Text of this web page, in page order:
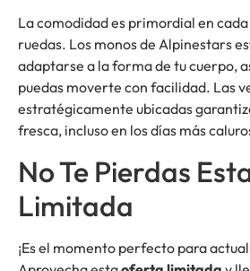
La comodidad es primordial en
ruedas. Los monos de Alpinestars
adaptarse a la forma de tu cuerpo,
puedas moverte con facilidad. Las
estratégicamente ubicadas
fresca, incluso en los días más
No Te Pierdas
Limitada
¡Es el momento perfecto para